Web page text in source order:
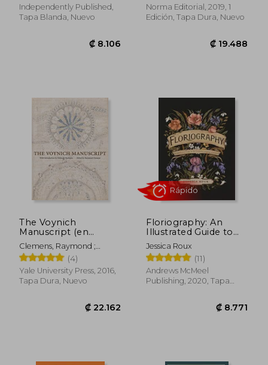
él o ella.
Independently Published,
Tapa Blanda, Nuevo
₡ 8.106
Norma Editorial, 2019, 1
Edición, Tapa Dura, Nuevo
The Voynich
Manuscript (en
Inglés)
Clemens, Raymond ;
Harkness, Deborah E.
(4)
Yale University Press, 2016,
Tapa Dura, Nuevo
Floriography: An
Illustrated Guide to
the Victorian
Language of Flowers
(en Inglés)
Jessica Roux
(11)
Andrews McMeel
Publishing, 2020, Tapa
Rápido